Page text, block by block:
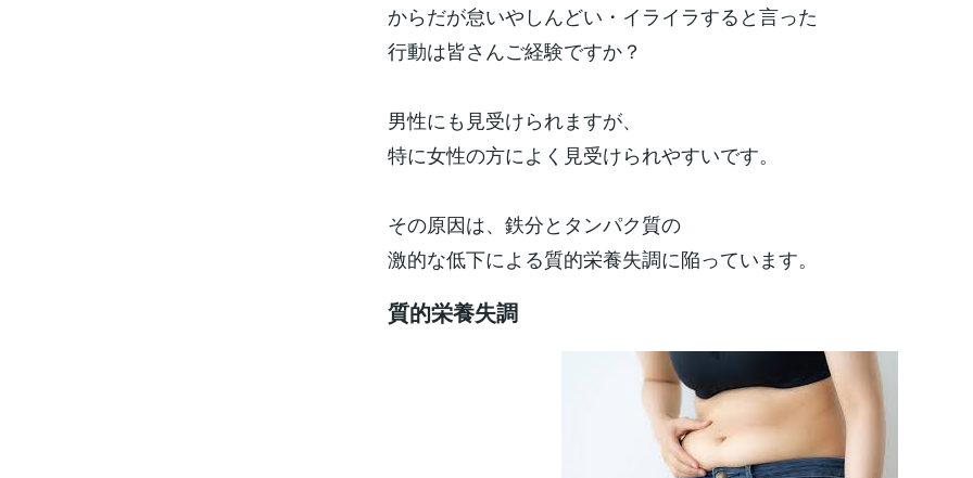
からだが怠いやしんどい・イライラすると言った
行動は皆さんご経験ですか？
男性にも見受けられますが、
特に女性の方によく見受けられやすいです。
その原因は、鉄分とタンパク質の
激的な低下による質的栄養失調に陥っています。
質的栄養失調